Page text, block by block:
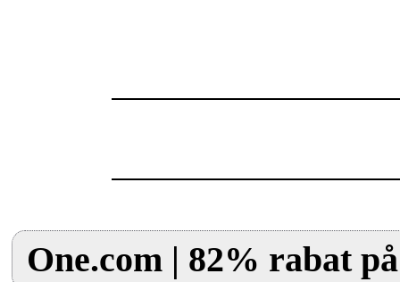
One.com | 82% rabat